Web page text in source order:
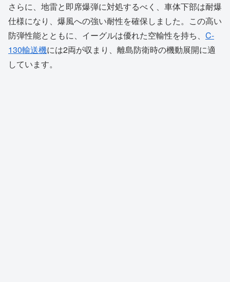
さらに、地雷と即席爆弾に対処するべく、車体下部は耐爆
仕様になり、爆風への強い耐性を確保しました。この高い
防弾性能とともに、イーグルは優れた空輸性を持ち、 C-
130輸送機には2両が収まり、離島防衛時の機動展開に適
しています。